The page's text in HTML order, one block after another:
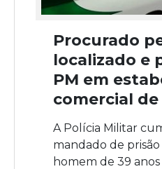
Procurado
localizado e
PM em
comercial
A Polícia Militar
mandado de
homem de 39